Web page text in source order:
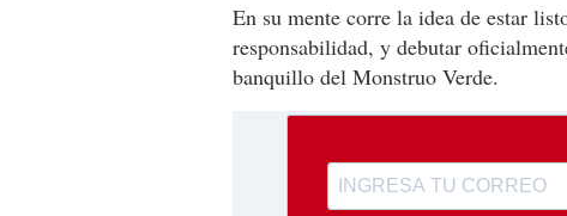
En su mente corre la idea de estar
responsabilidad, y debutar
banquillo del Monstruo Verde.